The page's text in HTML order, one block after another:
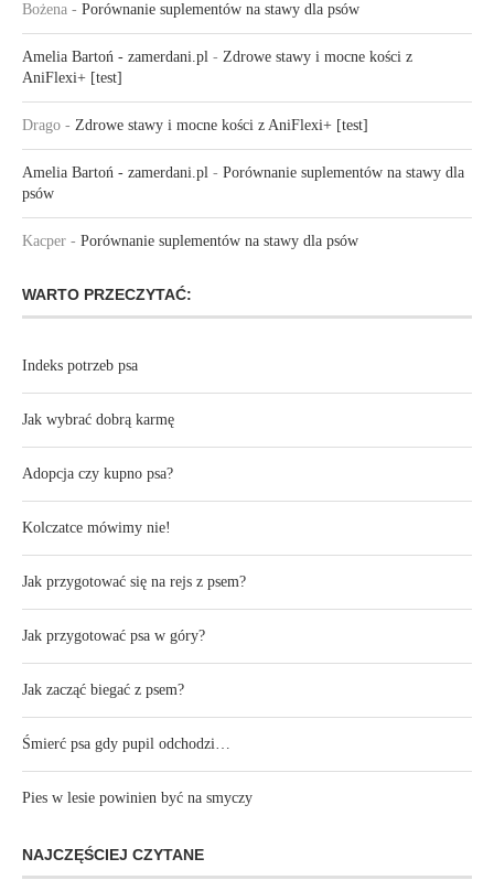
Bożena - Porównanie suplementów na stawy dla psów
Amelia Bartoń - zamerdani.pl - Zdrowe stawy i mocne kości z
AniFlexi+ [test]
Drago - Zdrowe stawy i mocne kości z AniFlexi+ [test]
Amelia Bartoń - zamerdani.pl - Porównanie suplementów na stawy dla
psów
Kacper - Porównanie suplementów na stawy dla psów
WARTO PRZECZYTAĆ:
Indeks potrzeb psa
Jak wybrać dobrą karmę
Adopcja czy kupno psa?
Kolczatce mówimy nie!
Jak przygotować się na rejs z psem?
Jak przygotować psa w góry?
Jak zacząć biegać z psem?
Śmierć psa gdy pupil odchodzi…
Pies w lesie powinien być na smyczy
NAJCZĘŚCIEJ CZYTANE